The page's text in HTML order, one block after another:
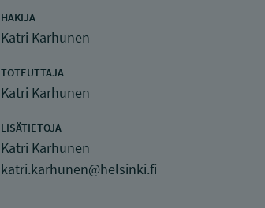
HAKIJA
Katri Karhunen
TOTEUTTAJA
Katri Karhunen
LISÄTIETOJA
Katri Karhunen
katri.karhunen@helsinki.fi